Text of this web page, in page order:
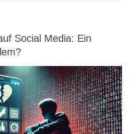
Social Media: Ein